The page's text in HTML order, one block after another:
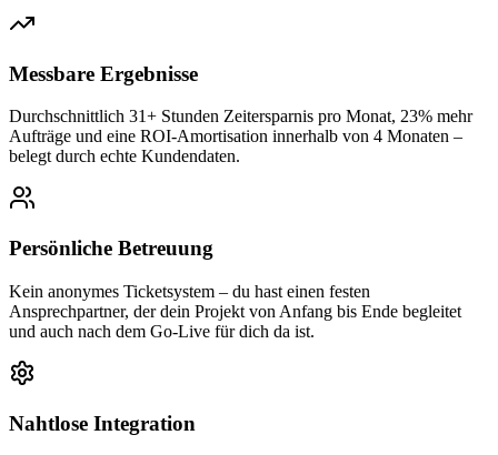
Messbare Ergebnisse
Durchschnittlich 31+ Stunden Zeitersparnis pro Monat, 23% mehr
Aufträge und eine ROI-Amortisation innerhalb von 4 Monaten –
belegt durch echte Kundendaten.
Persönliche Betreuung
Kein anonymes Ticketsystem – du hast einen festen
Ansprechpartner, der dein Projekt von Anfang bis Ende begleitet
und auch nach dem Go-Live für dich da ist.
Nahtlose Integration